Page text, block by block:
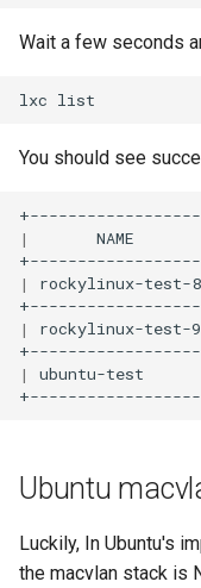
Wait a few seconds
lxc
You should see
| NAME
| rockylinux-test-8
| rockylinux-test-9
| ubuntu-test
Ubuntu
Luckily, In Ubuntu's
the macvlan stack is